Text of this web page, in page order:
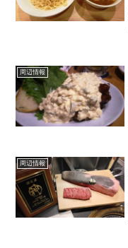
周辺情報
周辺情報